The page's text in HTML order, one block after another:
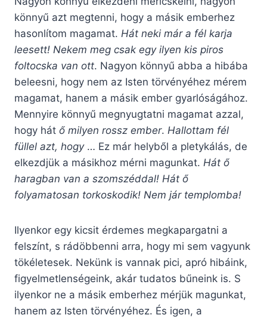
könnyű azt megtenni, hogy a másik emberhez
hasonlítom magamat. Hát neki már a fél karja
leesett! Nekem meg csak egy ilyen kis piros
foltocska van ott. Nagyon könnyű abba a hibába
beleesni, hogy nem az Isten törvényéhez mérem
magamat, hanem a másik ember gyarlóságához.
Mennyire könnyű megnyugtatni magamat azzal,
hogy hát ő milyen rossz ember. Hallottam fél
füllel azt, hogy… Ez már helyből a pletykálás, de
elkezdjük a másikhoz mérni magunkat. Hát ő
haragban van a szomszéddal! Hát ő
folyamatosan torkoskodik! Nem jár templomba!
Ilyenkor egy kicsit érdemes megkapargatni a
felszínt, s rádöbbenni arra, hogy mi sem vagyunk
tökéletesek. Nekünk is vannak pici, apró hibáink,
figyelmetlenségeink, akár tudatos bűneink is. S
ilyenkor ne a másik emberhez mérjük magunkat,
hanem az Isten törvényéhez. És igen, a